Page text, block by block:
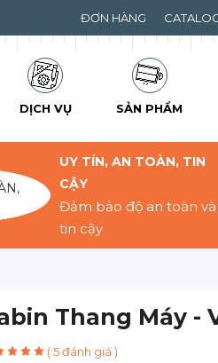
ĐƠN HÀNG
DỊCH VỤ SẢN PHẨM
UY TÍN, AN TOÀN, TIN
CẬY
Đảm bảo độ an toàn và
tin cậy
Thang Máy -
( 5 đánh giá )